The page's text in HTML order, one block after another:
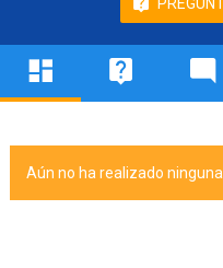
Aún no ha realizado